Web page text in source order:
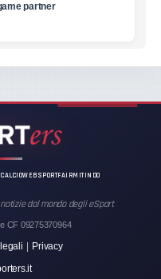
partner
CALCIOWEBSPORTFAIRMITINDO
dal mondo degli eSport
CF 09275370964
Privacy